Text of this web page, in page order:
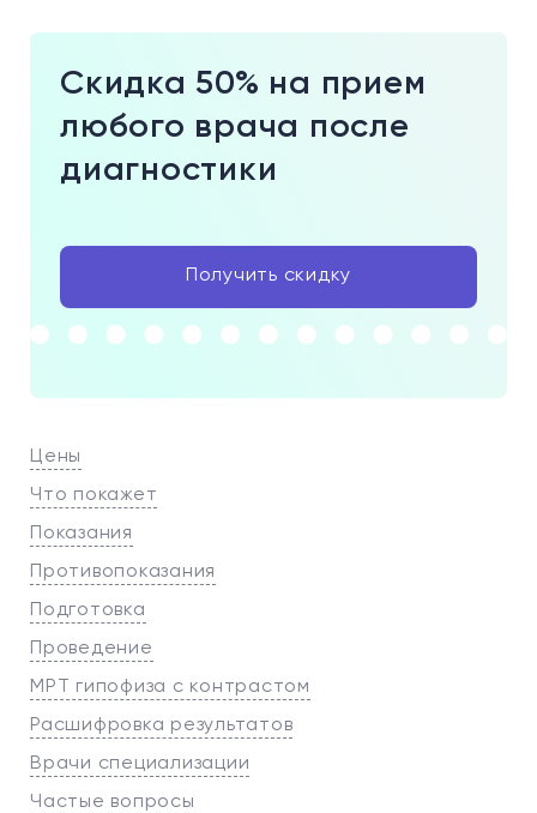
Цены
Что покажет
Показания
Противопоказания
Подготовка
Проведение
МРТ гипофиза с контрастом
Расшифровка результатов
Врачи специализации
Частые вопросы
Скидка 50% на прием
любого врача после
диагностики
Получить скидку